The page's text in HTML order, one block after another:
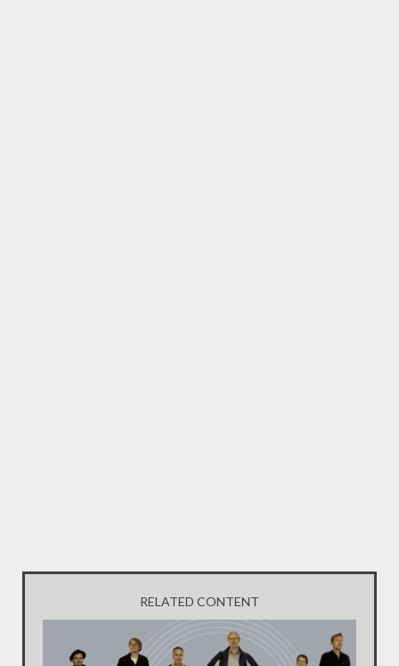
RELATED CONTENT